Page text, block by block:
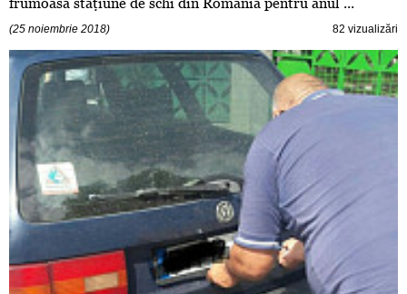
(25 noiembrie 2018) 82 vizualizări